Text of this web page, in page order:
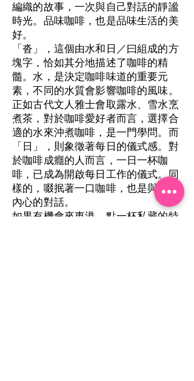
編織的故事，一次與自己對話的靜謐
時光。品味咖啡，也是品味生活的美
好。
「沓」，這個由水和日／曰組成的方
塊字，恰如其分地描述了咖啡的精
髓。水，是決定咖啡味道的重要元
素，不同的水質會影響咖啡的風味。
正如古代文人雅士會取露水、雪水烹
煮茶，對於咖啡愛好者而言，選擇合
適的水來沖煮咖啡，是一門學問。而
「日」，則象徵著每日的儀式感。對
於咖啡成癮的人而言，一日一杯咖
啡，已成為開啟每日工作的儀式。同
樣的，啜抿著一口咖啡，也是與自己
內心的對話。
如果有機會來東港，點一杯私藏的特